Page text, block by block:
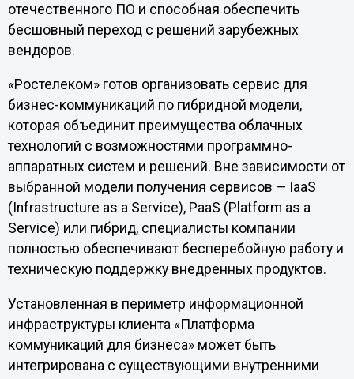
отечественного ПО и способная обеспечить
бесшовный переход с решений зарубежных
вендоров.
«Ростелеком» готов организовать сервис для
бизнес-коммуникаций по гибридной модели,
которая объединит преимущества облачных
технологий с возможностями программно-
аппаратных систем и решений. Вне зависимости от
выбранной модели получения сервисов — IaaS
(Infrastructure as a Service), PaaS (Platform as a
Service) или гибрид, специалисты компании
полностью обеспечивают бесперебойную работу и
техническую поддержку внедренных продуктов.
Установленная в периметр информационной
инфраструктуры клиента «Платформа
коммуникаций для бизнеса» может быть
интегрирована с существующими внутренними